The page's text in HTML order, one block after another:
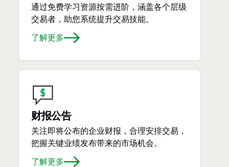
通过免费学习资源按需进阶，涵盖各个层级
交易者，助您系统提升交易技能。
了解更多
财报公告
关注即将公布的企业财报，合理安排交易，
把握关键业绩发布带来的市场机会。
了解更多